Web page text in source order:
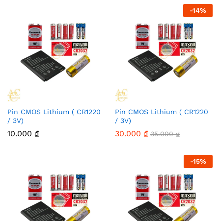
Pin CMOS Lithium ( CR1220
/ 3V)
10.000 ₫
-14%
Pin CMOS Lithium ( CR1220
/ 3V)
30.000 ₫ 35.000₫
-15%